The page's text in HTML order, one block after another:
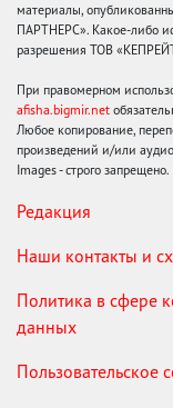
материалы,
ПАРТНЕРС». Какое-либо
разрешения ТОВ
При правомерном
afisha.bigmir.net
Любое копирование,
произведений и/или
Images - строго запрещено.
Редакция
Наши контакты и
Политика в сфере
данных
Пользовательское